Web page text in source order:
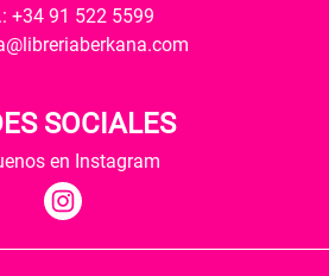
+34 91 522 5599
SOCIALES
en Instagram